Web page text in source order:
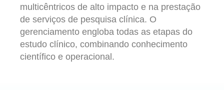
multicêntricos de alto impacto e na prestação
de serviços de pesquisa clínica. O
gerenciamento engloba todas as etapas do
estudo clínico, combinando conhecimento
científico e operacional.